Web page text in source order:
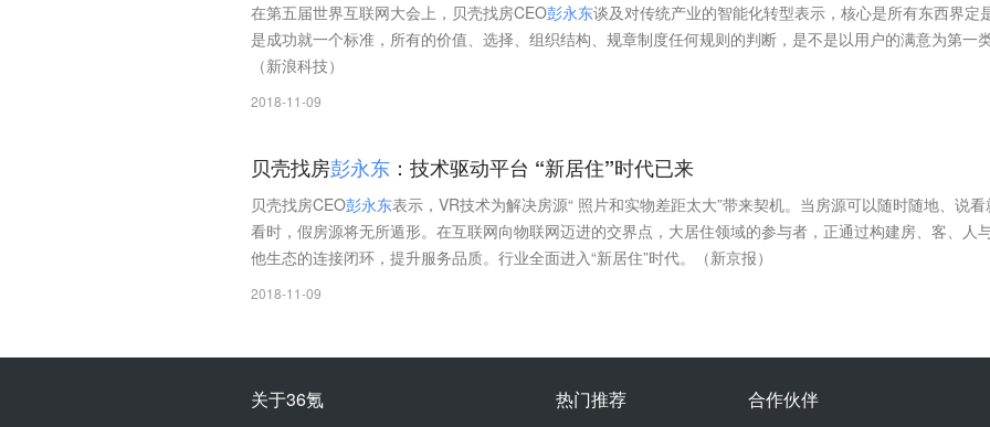
在第五届世界互联网大会上，贝壳找房CEO彭永东谈及对传统产业的智能化转型表示，核心是所有东西界定
是成功就一个标准，所有的价值、选择、组织结构、规章制度任何规则的判断，是不是以用户的满意为第一类
（新浪科技）
2018-11-09
贝壳找房彭永东 ：技术驱动平台 “新居住”时代已来
贝壳找房CEO彭永东表示，VR技术为解决房源“ 照片和实物差距太大”带来契机。当房源可以随时随地、说看
看时，假房源将无所遁形。在互联网向物联网迈进的交界点，大居住领域的参与者，正通过构建房、客、人
他生态的连接闭环，提升服务品质。行业全面进入“新居住”时代。（新京报）
2018-11-09
关于36氪 热门推荐 合作伙伴